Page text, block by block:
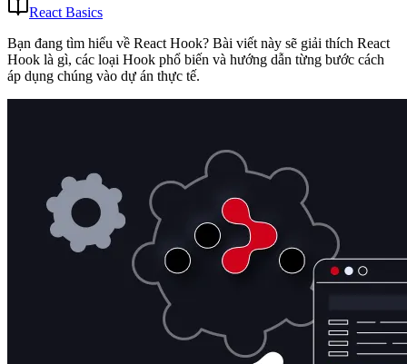
React Basics
Bạn đang tìm hiểu về React Hook? Bài viết này sẽ giải thích React
Hook là gì, các loại Hook phổ biến và hướng dẫn từng bước cách
áp dụng chúng vào dự án thực tế.